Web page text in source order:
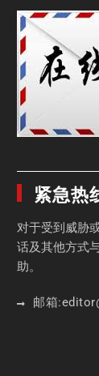
紧急热
对于受到威胁
话及其他方式
助。
邮箱:editor